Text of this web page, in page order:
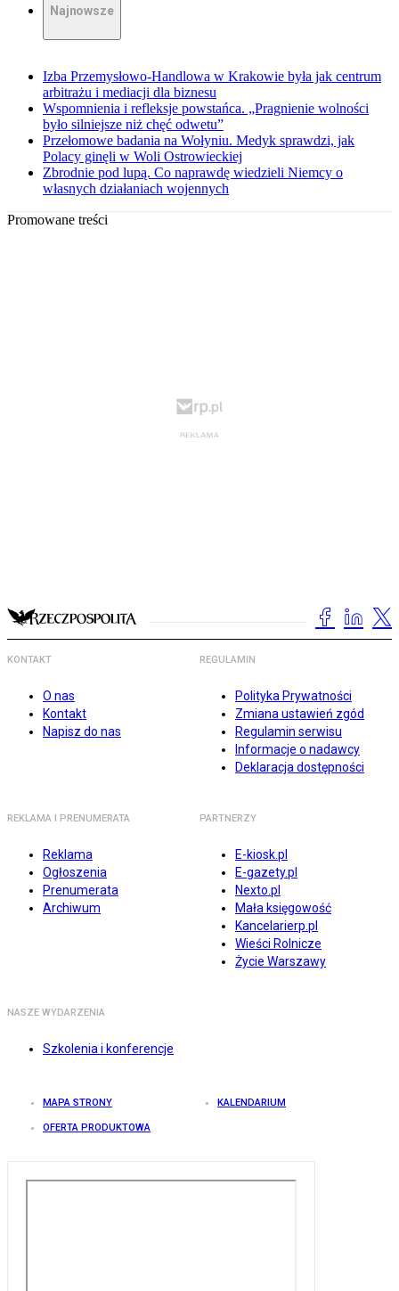
Najnowsze
Izba Przemysłowo-Handlowa w Krakowie była jak centrum
arbitrażu i mediacji dla biznesu
Wspomnienia i refleksje powstańca. „Pragnienie wolności
było silniejsze niż chęć odwetu”
Przełomowe badania na Wołyniu. Medyk sprawdzi, jak
Polacy ginęli w Woli Ostrowieckiej
Zbrodnie pod lupą. Co naprawdę wiedzieli Niemcy o
własnych działaniach wojennych
Promowane treści
KONTAKT
O nas
Kontakt
Napisz do nas
REGULAMIN
Polityka Prywatności
Zmiana ustawień zgód
Regulamin serwisu
Informacje o nadawcy
Deklaracja dostępności
REKLAMA I PRENUMERATA
Reklama
Ogłoszenia
Prenumerata
Archiwum
PARTNERZY
E-kiosk.pl
E-gazety.pl
Nexto.pl
Mała księgowość
Kancelarierp.pl
Wieści Rolnicze
Życie Warszawy
NASZE WYDARZENIA
Szkolenia i konferencje
MAPA STRONY KALENDARIUM
OFERTA PRODUKTOWA